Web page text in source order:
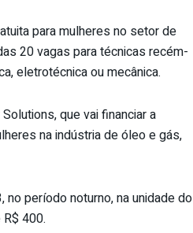
para mulheres no setor de
20 vagas para técnicas recém-
eletrotécnica ou mecânica.
que vai financiar a
na indústria de óleo e gás,
período noturno, na unidade do
400.